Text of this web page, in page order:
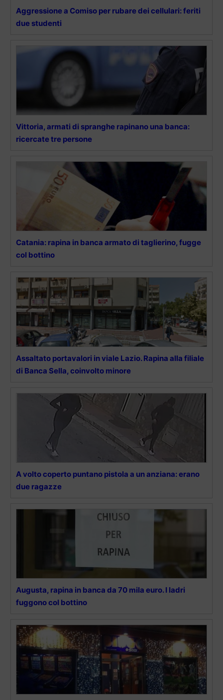
Aggressione a Comiso per rubare dei cellulari: feriti
due studenti
Vittoria, armati di spranghe rapinano una banca:
ricercate tre persone
Catania: rapina in banca armato di taglierino, fugge
col bottino
Assaltato portavalori in viale Lazio. Rapina alla filiale
di Banca Sella, coinvolto minore
A volto coperto puntano pistola a un anziana: erano
due ragazze
Augusta, rapina in banca da 70 mila euro. I ladri
fuggono col bottino